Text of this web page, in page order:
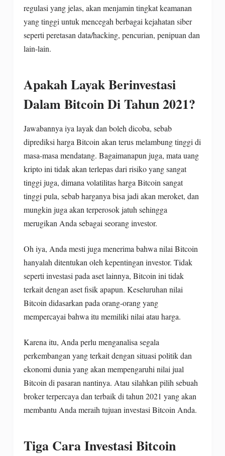
regulasi yang jelas, akan menjamin tingkat keamanan
yang tinggi untuk mencegah berbagai kejahatan siber
seperti peretasan data/hacking, pencurian, penipuan dan
lain-lain.
Apakah Layak Berinvestasi
Dalam Bitcoin Di Tahun 2021?
Jawabannya iya layak dan boleh dicoba, sebab
diprediksi harga Bitcoin akan terus melambung tinggi di
masa-masa mendatang. Bagaimanapun juga, mata uang
kripto ini tidak akan terlepas dari risiko yang sangat
tinggi juga, dimana volatilitas harga Bitcoin sangat
tinggi pula, sebab harganya bisa jadi akan meroket, dan
mungkin juga akan terperosok jatuh sehingga
merugikan Anda sebagai seorang investor.
Oh iya, Anda mesti juga menerima bahwa nilai Bitcoin
hanyalah ditentukan oleh kepentingan investor. Tidak
seperti investasi pada aset lainnya, Bitcoin ini tidak
terkait dengan aset fisik apapun. Keseluruhan nilai
Bitcoin didasarkan pada orang-orang yang
mempercayai bahwa itu memiliki nilai atau harga.
Karena itu, Anda perlu menganalisa segala
perkembangan yang terkait dengan situasi politik dan
ekonomi dunia yang akan mempengaruhi nilai jual
Bitcoin di pasaran nantinya. Atau silahkan pilih sebuah
broker terpercaya dan terbaik di tahun 2021 yang akan
membantu Anda meraih tujuan investasi Bitcoin Anda.
Tiga Cara Investasi Bitcoin